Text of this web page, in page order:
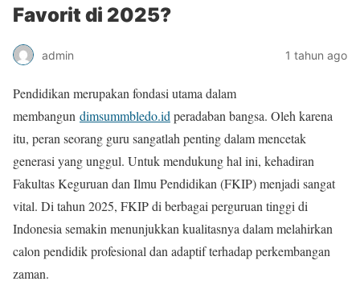
Favorit di 2025?
admin 1 tahun ago
Pendidikan merupakan fondasi utama dalam
membangun dimsummbledo.id peradaban bangsa. Oleh karena
itu, peran seorang guru sangatlah penting dalam mencetak
generasi yang unggul. Untuk mendukung hal ini, kehadiran
Fakultas Keguruan dan Ilmu Pendidikan (FKIP) menjadi sangat
vital. Di tahun 2025, FKIP di berbagai perguruan tinggi di
Indonesia semakin menunjukkan kualitasnya dalam melahirkan
calon pendidik profesional dan adaptif terhadap perkembangan
zaman.